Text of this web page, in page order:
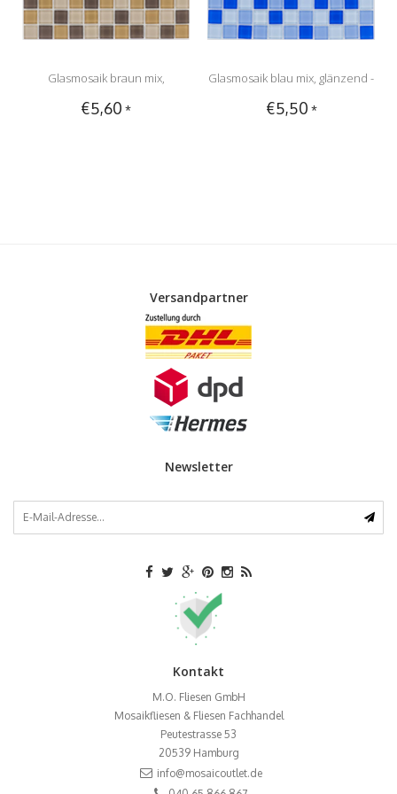
Glasmosaik braun mix,
glänzend - 30x30cm
€5,60 *
Glasmosaik blau mix, glänzend -
30x30cm
€5,50 *
Versandpartner
Newsletter
Kontakt
M.O. Fliesen GmbH
Mosaikfliesen & Fliesen Fachhandel
Peutestrasse 53
20539 Hamburg
info@mosaicoutlet.de